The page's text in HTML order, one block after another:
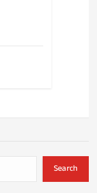
Search